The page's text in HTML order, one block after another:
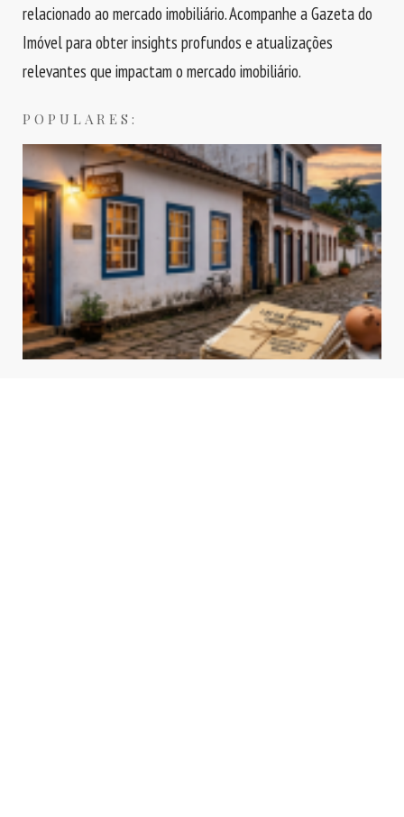
relacionado ao mercado imobiliário. Acompanhe a Gazeta do
Imóvel para obter insights profundos e atualizações
relevantes que impactam o mercado imobiliário.
POPULARES: